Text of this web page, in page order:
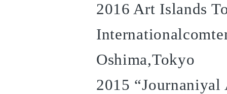
2016 Art Islands
Oshima,Tokyo
2015 “Journaniyal